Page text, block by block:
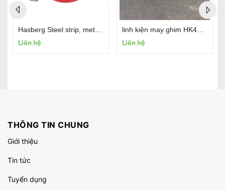
Liên hệ
Liên hệ
THÔNG TIN CHUNG
Giới thiệu
Tin tức
Tuyển dụng